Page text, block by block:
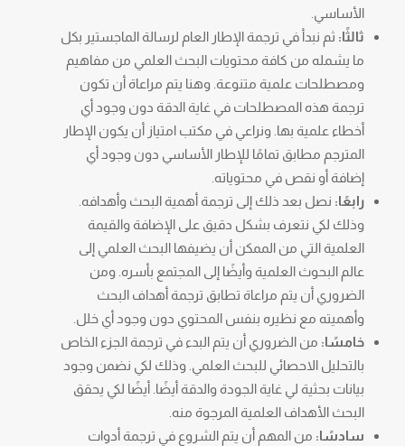
الأساسي.
ثالثًا: ثم نبدأ في ترجمة الإطار العام لرسالة الماجستير بكل
ما يشمله من كافة محتويات البحث العلمي من مفاهيم
ومصطلحات علمية متنوعة. وهنا يتم مراعاة أن تكون
ترجمة هذه المصطلحات في غاية الدقة دون وجود أي
أخطاء علمية بها. ونراعي في مكتب امتياز أن يكون الإطار
المترجم مطابق تمامًا للإطار الأساسي دون وجود أي
إضافة أو نقص في محتوياته.
رابعًا: نصل بعد ذلك إلى ترجمة أهمية البحث وأهدافه.
وذلك لكي نتعرف بشكل دقيق على الإضافة والقيمة
العلمية التي من الممكن أن يضيفها البحث العلمي إلى
عالم البحوث العلمية وأيضًا إلى المجتمع بأسره. ومن
الضروري أن يتم مراعاة تطابق ترجمة أهداف البحث
وأهميته مع نظيره بنفس المحتوي دون وجود أي خلل.
خامسًا: من الضروري أن يتم البدء في ترجمة الجزء الخاص
بالتحليل الاحصائي للبحث العلمي. وذلك لكي نضمن وجود
بيانات بحثية لي غاية الجودة والدقة أيضًا. أيضًا لكي يحقق
البحث الأهداف العلمية المرجوة منه.
سادسًا: من المهم أن يتم الشروع في ترجمة أدوات